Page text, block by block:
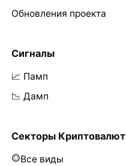
Обновления проекта
Сигналы
📈 Памп
📉 Дамп
Секторы Криптовалют
Все виды